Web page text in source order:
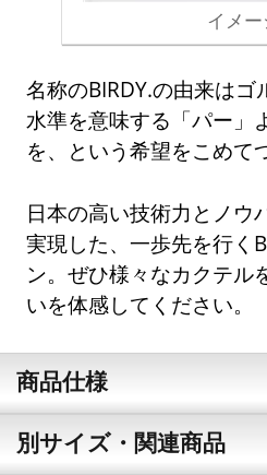
イメー
名称のBIRDY.の由来はゴ
水準を意味する「パー」
を、という希望をこめて
日本の高い技術力とノウ
実現した、一歩先を行く
ン。ぜひ様々なカクテル
いを体感してください。
商品仕様
別サイズ・関連商品